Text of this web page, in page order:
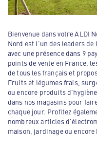
Bienvenue dans votre ALDI
Nord est l'un des leaders
avec une présence dans 9
points de vente en France,
de tous les français et
Fruits et légumes frais,
ou encore produits
dans nos magasins pour
chaque jour. Profitez
nombreux articles
maison, jardinage ou